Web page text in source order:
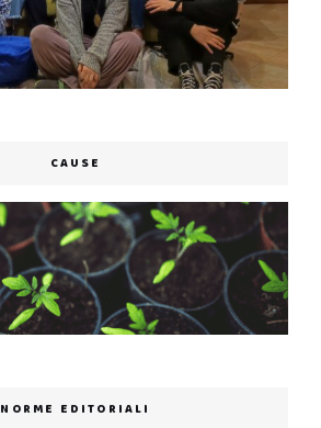
CAUSE
NORME EDITORIALI